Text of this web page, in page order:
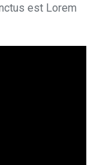
est Lorem